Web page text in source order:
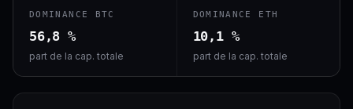
DOMINANCE BTC
56,8 %
part de la cap. totale
DOMINANCE ETH
10,1 %
part de la cap. totale